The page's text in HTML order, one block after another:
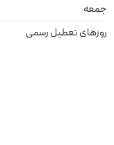
جمعه
روزهای تعطیل رسمی